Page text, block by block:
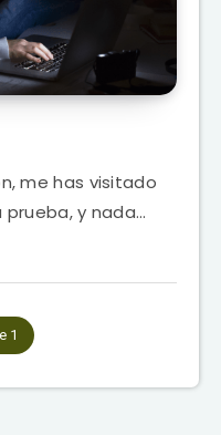
me has visitado
y nada…
1